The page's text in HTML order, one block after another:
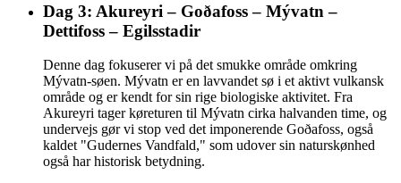
Dag 3: Akureyri – Goðafoss – Mývatn –
Dettifoss – Egilsstadir
Denne dag fokuserer vi på det smukke område omkring
Mývatn-søen. Mývatn er en lavvandet sø i et aktivt vulkansk
område og er kendt for sin rige biologiske aktivitet. Fra
Akureyri tager køreturen til Mývatn cirka halvanden time, og
undervejs gør vi stop ved det imponerende Goðafoss, også
kaldet "Gudernes Vandfald," som udover sin naturskønhed
også har historisk betydning.